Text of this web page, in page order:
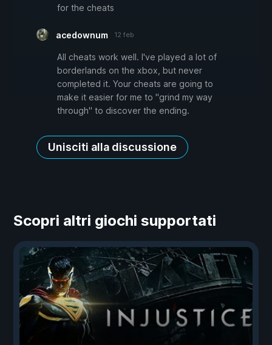
for the cheats
acedownum 12 feb
All cheats work well. I've played a lot of
borderlands on the xbox, but never
completed it. Your cheats are going to
make it easier for me to "grind my way
through" to discover the ending.
Unisciti alla discussione
Scopri altri giochi supportati